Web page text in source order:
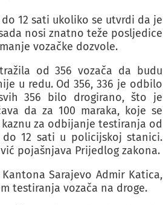
12 sati ukoliko se utvrdi da je
nosi znatno teže posljedice
vozačke dozvole.
od 356 vozača da budu
u redu. Od 356, 336 je odbilo
356 bilo drogirano, što je
da za 100 maraka, koje se
za odbijanje testiranja od
12 sati u policijskoj stanici.
pojašnjava Prijedlog zakona.
Sarajevo Admir Katica,
testiranja vozača na droge.